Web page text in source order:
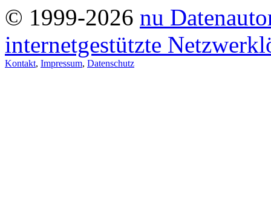
© 1999-2026 nu
internetgestützte
Kontakt, Impressum, Datenschutz